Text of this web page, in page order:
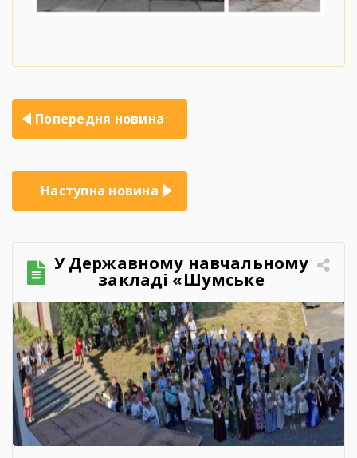
Навігація
записів
Попередня новина
Наступна новина
У Державному навчальному
закладі «Шумське
професійно-технічне
училище» відбувся
зворушливий випускний
захід – 2026